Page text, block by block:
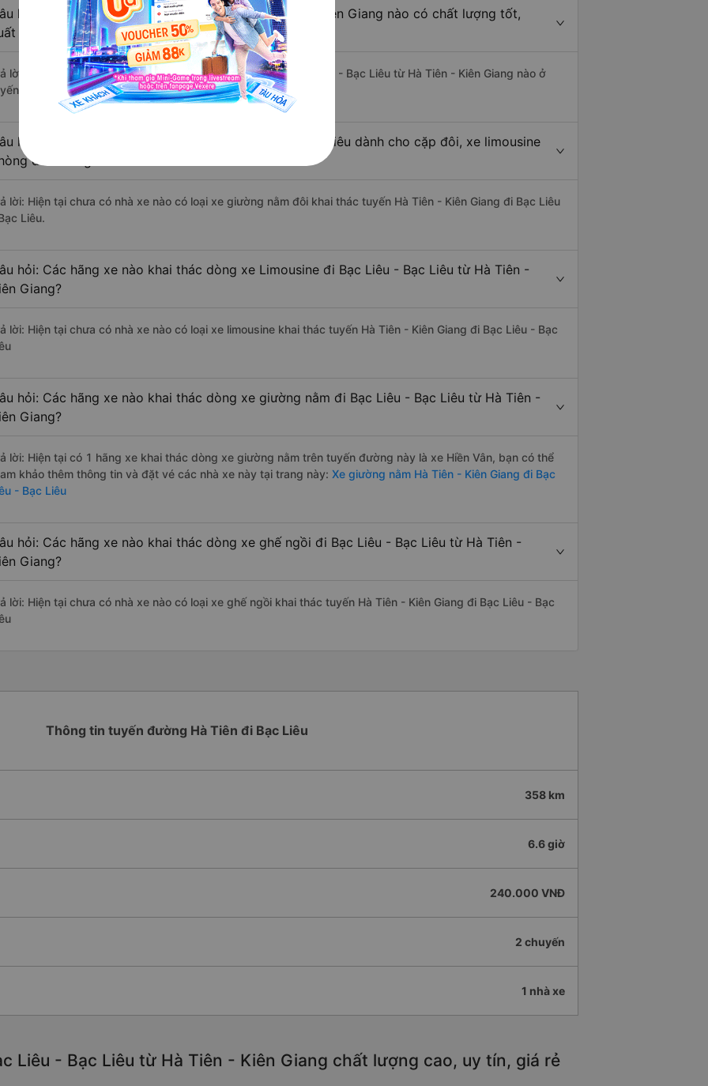
hỏi: Review xe đi Bạc Liêu - Bạc Liêu từ Hà Tiên - Kiên Giang nào có chất lượng tốt,
sắc, cao cấp nhất?
lời: Tạm thời chưa đủ review để đánh giá có nhà xe đi Bạc Liêu - Bạc Liêu từ Hà Tiên - Kiên Giang nào ở
đường này có chất lượng xuất sắc.
hỏi: Có loại xe Hà Tiên - Kiên Giang Bạc Liêu - Bạc Liêu dành cho cặp đôi, xe limousine
đôi không?
lời: Hiện tại chưa có nhà xe nào có loại xe giường nằm đôi khai thác tuyến Hà Tiên - Kiên Giang đi Bạc Liêu
Liêu.
hỏi: Các hãng xe nào khai thác dòng xe Limousine đi Bạc Liêu - Bạc Liêu từ Hà Tiên -
Giang?
lời: Hiện tại chưa có nhà xe nào có loại xe limousine khai thác tuyến Hà Tiên - Kiên Giang đi Bạc Liêu - Bạc
hỏi: Các hãng xe nào khai thác dòng xe giường nằm đi Bạc Liêu - Bạc Liêu từ Hà Tiên -
Giang?
lời: Hiện tại có 1 hãng xe khai thác dòng xe giường nằm trên tuyến đường này là xe Hiền Vân, bạn có thể
khảo thêm thông tin và đặt vé các nhà xe này tại trang này: Xe giường nằm Hà Tiên - Kiên Giang đi Bạc
- Bạc Liêu
hỏi: Các hãng xe nào khai thác dòng xe ghế ngồi đi Bạc Liêu - Bạc Liêu từ Hà Tiên -
Giang?
lời: Hiện tại chưa có nhà xe nào có loại xe ghế ngồi khai thác tuyến Hà Tiên - Kiên Giang đi Bạc Liêu - Bạc
Thông tin tuyến đường Hà Tiên đi Bạc Liêu
358 km
6.6 giờ
240.000 VNĐ
2 chuyến
1 nhà xe
Liêu - Bạc Liêu từ Hà Tiên - Kiên Giang chất lượng cao, uy tín, giá rẻ